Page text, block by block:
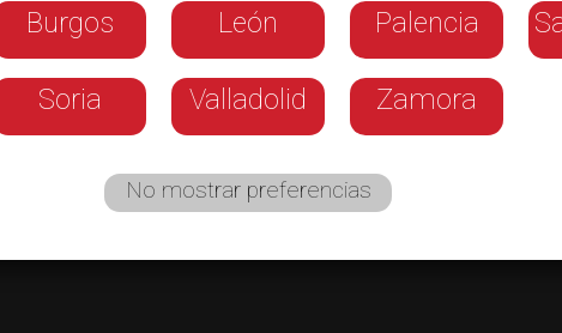
Burgos León Palencia
Soria Valladolid Zamora
No mostrar preferencias